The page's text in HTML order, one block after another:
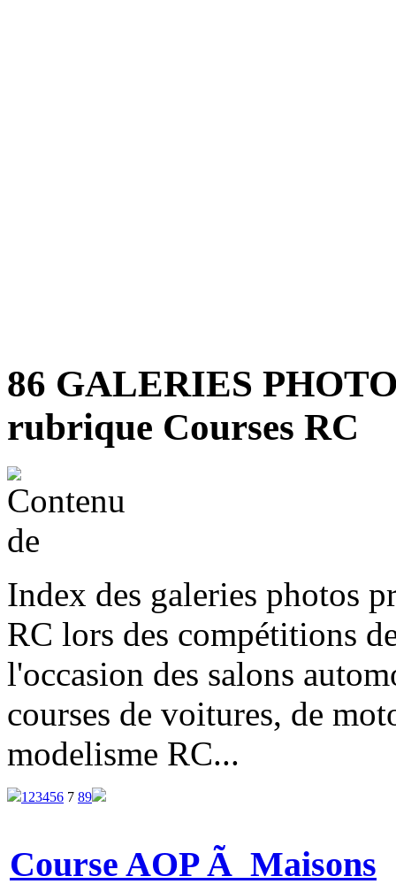
86 GALERIES
rubrique Courses RC
Index des galeries photos
RC lors des compétitions
l'occasion des salons
courses de voitures, de
modelisme RC...
1 23456 7 89
Course AOP Ã Maisons